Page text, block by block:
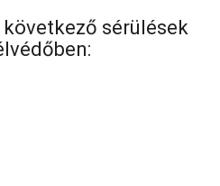
sérülések